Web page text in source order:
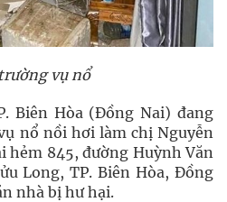
vụ nổ
Biên Hòa (Đồng Nai) đang
nổ nồi hơi làm chị Nguyễn
hẻm 845, đường Huỳnh Văn
Long, TP. Biên Hòa, Đồng
nhà bị hư hại.